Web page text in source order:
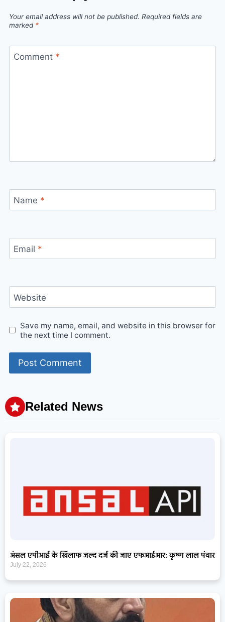
Your email address will not be published. Required fields are
marked *
Comment *
Name *
Email *
Website
Save my name, email, and website in this browser for
the next time I comment.
Related News
अंसल एपीआई के खिलाफ जल्द दर्ज की जाए एफआईआर: कृष्ण लाल पंवार
July 22, 2026